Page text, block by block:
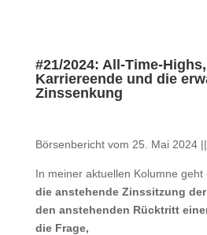
#21/2024: All-Time-
Karriereende und die
Zinssenkung
Börsenbericht vom 25. Mai 2024
In meiner aktuellen Kolumne geht
die anstehende Zinssitzung der
den anstehenden Rücktritt
die Frage,